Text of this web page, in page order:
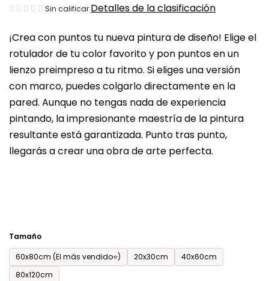
¡Crea con puntos tu nueva pintura de diseño! Elige el
rotulador de tu color favorito y pon puntos en un
lienzo preimpreso a tu ritmo. Si eliges una versión
con marco, puedes colgarlo directamente en la
pared. Aunque no tengas nada de experiencia
pintando, la impresionante maestría de la pintura
resultante está garantizada. Punto tras punto,
llegarás a crear una obra de arte perfecta.
Tamaño
60x80cm (El más vendido⭐)
20x30cm
40x60cm
80x120cm
La
media
del
producto
es
de
0,0
sobre
5
Sin calificar Detalles de la clasificación